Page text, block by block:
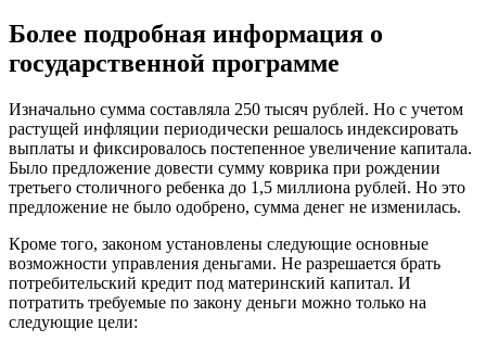
Более подробная информация о
государственной программе
Изначально сумма составляла 250 тысяч рублей. Но с учетом
растущей инфляции периодически решалось индексировать
выплаты и фиксировалось постепенное увеличение капитала.
Было предложение довести сумму коврика при рождении
третьего столичного ребенка до 1,5 миллиона рублей. Но это
предложение не было одобрено, сумма денег не изменилась.
Кроме того, законом установлены следующие основные
возможности управления деньгами. Не разрешается брать
потребительский кредит под материнский капитал. И
потратить требуемые по закону деньги можно только на
следующие цели: